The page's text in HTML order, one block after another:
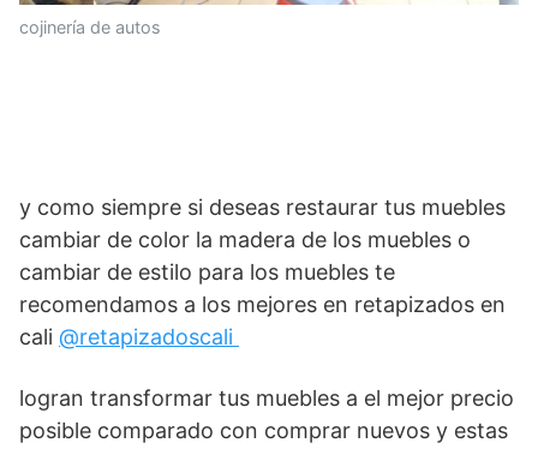
cojinería de autos
y como siempre si deseas restaurar tus muebles
cambiar de color la madera de los muebles o
cambiar de estilo para los muebles te
recomendamos a los mejores en retapizados en
cali @retapizadoscali
logran transformar tus muebles a el mejor precio
posible comparado con comprar nuevos y estas